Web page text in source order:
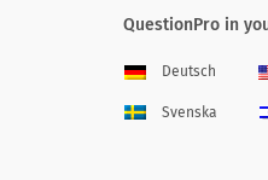
QuestionPro in
Deutsch
Svenska